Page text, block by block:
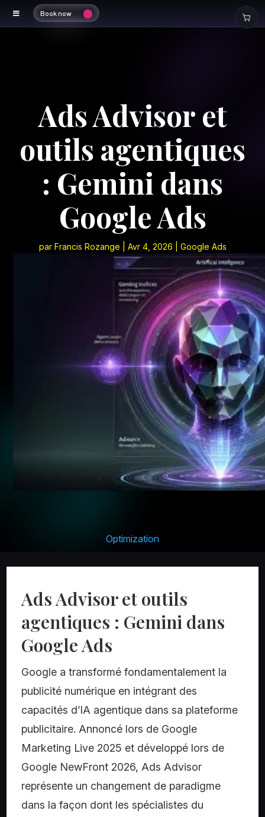
Book now
Ads Advisor et
outils agentiques
: Gemini dans
Google Ads
par Francis Rozange Avr 4, 2026 Google Ads
Optimization
Ads Advisor et outils
agentiques : Gemini dans
Google Ads
Google a transformé fondamentalement la
publicité numérique en intégrant des
capacités d’IA agentique dans sa plateforme
publicitaire. Annoncé lors de Google
Marketing Live 2025 et développé lors de
Google NewFront 2026, Ads Advisor
représente un changement de paradigme
dans la façon dont les spécialistes du